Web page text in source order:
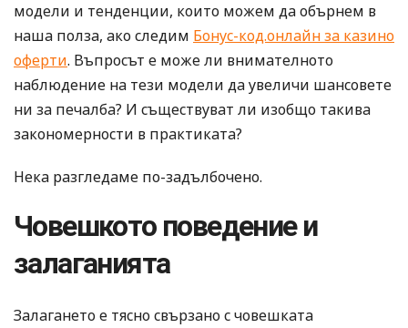
модели и тенденции, които можем да обърнем в
наша полза, ако следим Бонус-код.онлайн за казино
оферти. Въпросът е може ли внимателното
наблюдение на тези модели да увеличи шансовете
ни за печалба? И съществуват ли изобщо такива
закономерности в практиката?
Нека разгледаме по-задълбочено.
Човешкото поведение и
залаганията
Залагането е тясно свързано с човешката